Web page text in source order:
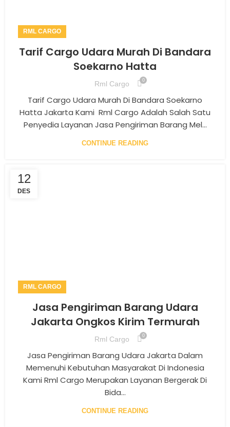
RML CARGO
Tarif Cargo Udara Murah Di Bandara
Soekarno Hatta
Rml Cargo 0
Tarif Cargo Udara Murah Di Bandara Soekarno
Hatta Jakarta Kami Rml Cargo Adalah Salah Satu
Penyedia Layanan Jasa Pengiriman Barang Mel...
CONTINUE READING
12
DES
RML CARGO
Jasa Pengiriman Barang Udara
Jakarta Ongkos Kirim Termurah
Rml Cargo 0
Jasa Pengiriman Barang Udara Jakarta Dalam
Memenuhi Kebutuhan Masyarakat Di Indonesia
Kami Rml Cargo Merupakan Layanan Bergerak Di
Bida...
CONTINUE READING